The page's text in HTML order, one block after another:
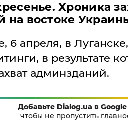
Хроника
на востоке
6 апреля, в
в результате
админзданий.
Добавьте Dialog.ua в Google
чтобы не пропустить